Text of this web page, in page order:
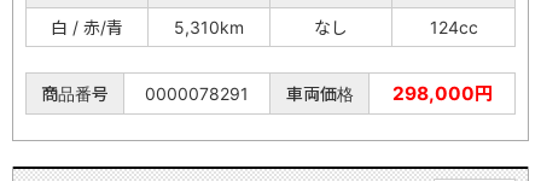
白 / 赤/青
5,310km なし 124cc
商品番号 0000078291 車両価格 298,000円